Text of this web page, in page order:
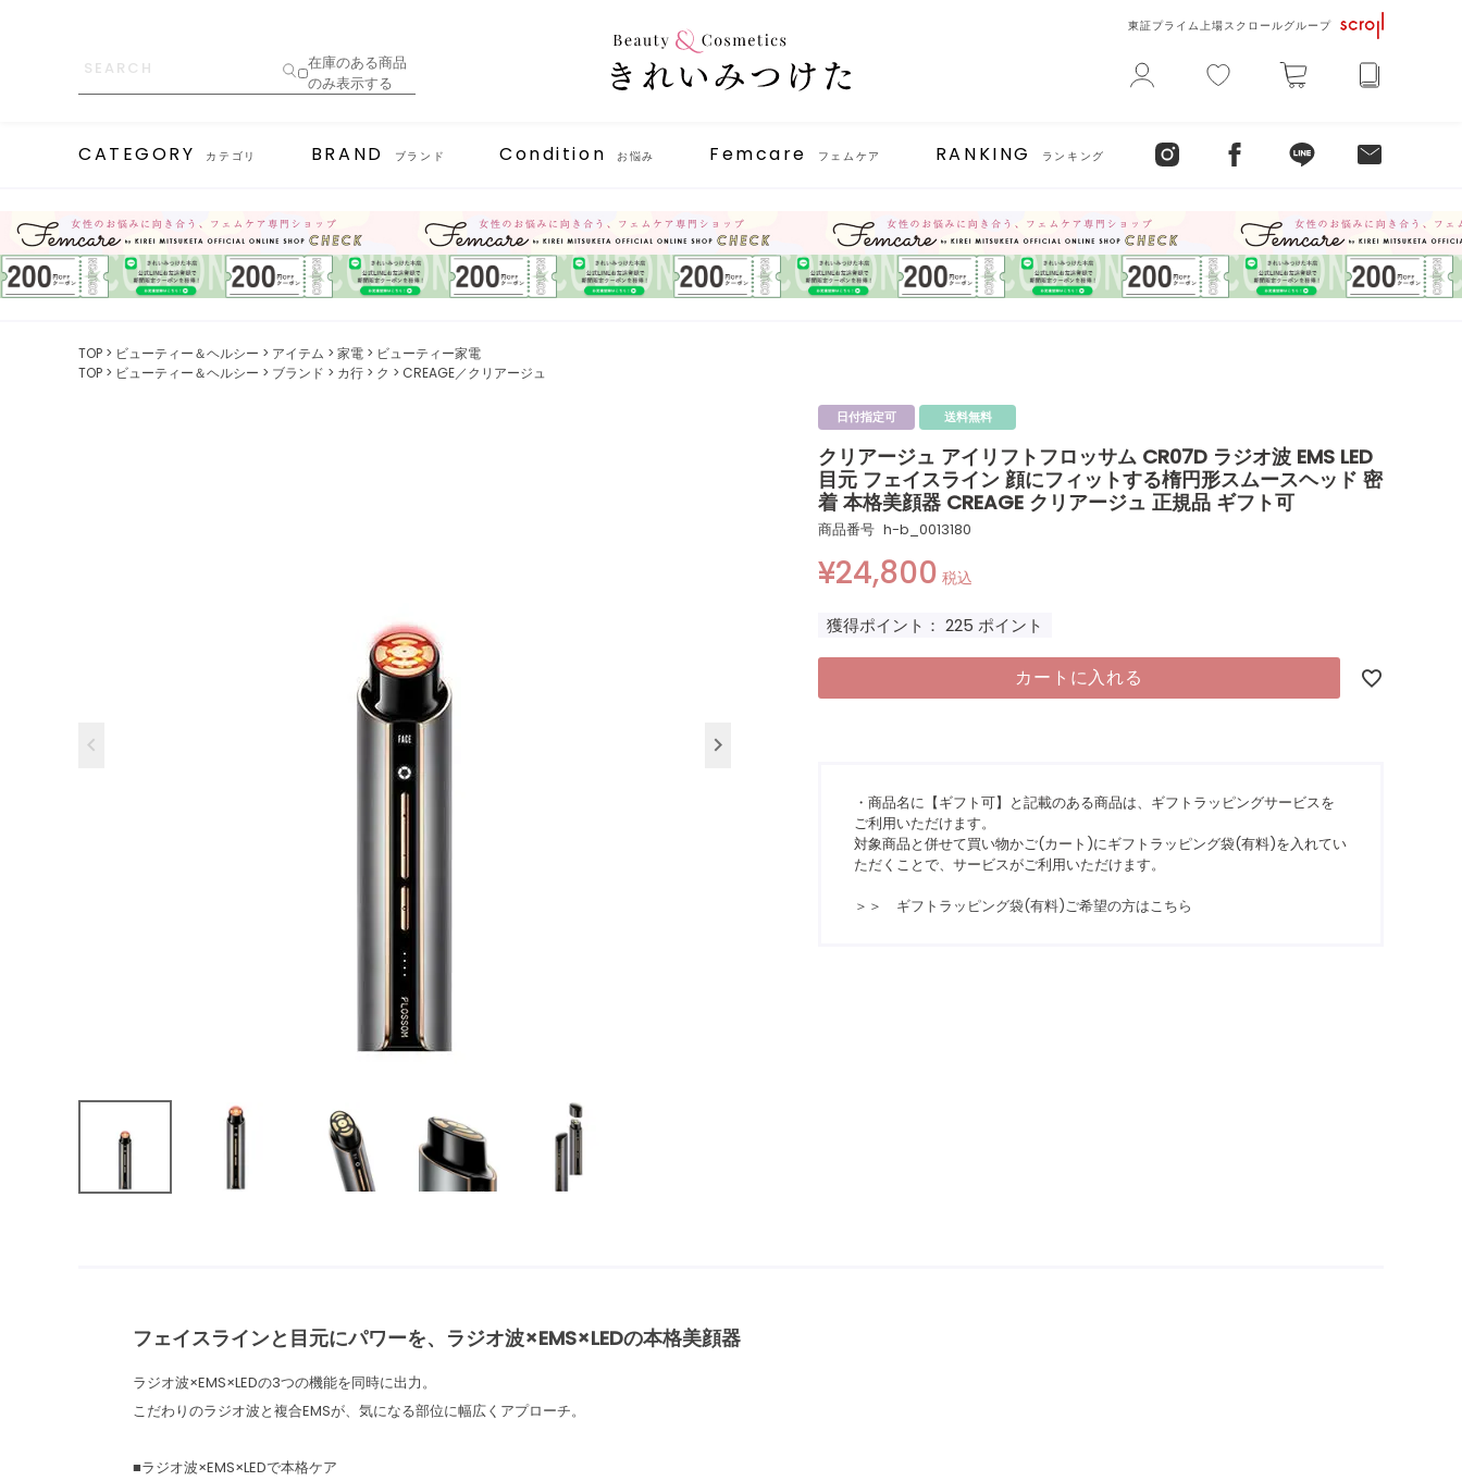
在庫のある商品
のみ表示する
東証プライム上場スクロールグループ
CATEGORY カテゴリ BRAND ブランド Condition お悩み Femcare フェムケア RANKING ランキング
TOP ビューティー＆ヘルシー アイテム 家電
ビューティー家電
TOP
ビューティー＆ヘルシー ブランド カ行 ク CREAGE／クリアージュ
日付指定可 送料無料
クリアージュ アイリフトフロッサム CR07D ラジオ波 EMS LED
目元 フェイスライン 顔にフィットする楕円形スムースヘッド 密
着 本格美顔器 CREAGE クリアージュ 正規品 ギフト可
商品番号 h-b_0013180
¥24,800 税込
獲得ポイント： 225 ポイント
カートに入れる
・商品名に【ギフト可】と記載のある商品は、ギフトラッピングサービスを
ご利用いただけます。
対象商品と併せて買い物かご(カート)にギフトラッピング袋(有料)を入れてい
ただくことで、サービスがご利用いただけます。
＞＞ ギフトラッピング袋(有料)ご希望の方はこちら
フェイスラインと目元にパワーを、ラジオ波×EMS×LEDの本格美顔器
ラジオ波×EMS×LEDの3つの機能を同時に出力。
こだわりのラジオ波と複合EMSが、気になる部位に幅広くアプローチ。
■ラジオ波×EMS×LEDで本格ケア